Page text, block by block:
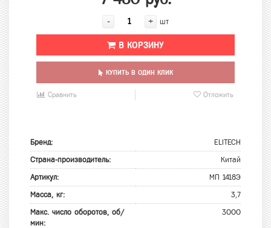
- + шт
В КОРЗИНУ
КУПИТЬ В ОДИН КЛИК
Сравнить Отложить
Бренд: ELITECH
Страна-производитель: Китай
Артикул: МП 1418Э
Масса, кг: 3,7
Макс. число оборотов, об/
мин:
3000